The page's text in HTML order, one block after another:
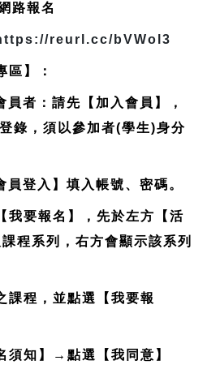
路報名
reurl.cc/bVWol3
區】：
員者：請先【加入會員】，
錄， 須以參加者(學生)身分
員登入】填入帳號、密碼。
我要報名】，先於左方【活
程系列，右方會顯示該系列
課程，並點選【我要報
須知】→點選【我同意】